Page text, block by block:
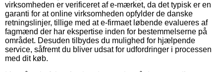
virksomheden er verificeret af e-mærket, da det typisk er en
garanti for at online virksomheden opfylder de danske
retningslinjer, tillige med at e-firmaet løbende evalueres af
fagmænd der har ekspertise inden for bestemmelserne på
området. Desuden tilbydes du mulighed for hjælpende
service, såfremt du bliver udsat for udfordringer i processen
med dit køb.